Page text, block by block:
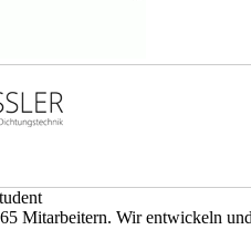
Mitarbeitern. Wir entwickeln